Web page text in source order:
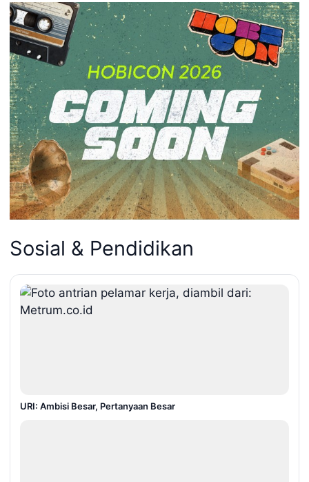
Sosial & Pendidikan
URI: Ambisi Besar, Pertanyaan Besar